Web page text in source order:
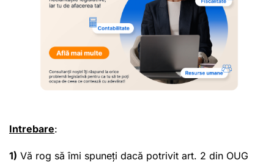
Intrebare:
1) Vă rog să îmi spuneți dacă potrivit art. 2 din OUG